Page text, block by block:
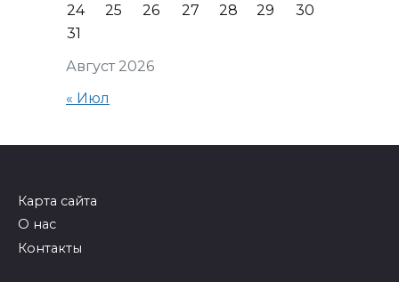
Август 2026
24
25 26 27 28 29
30
31
« Июл
Карта сайта
О нас
Контакты